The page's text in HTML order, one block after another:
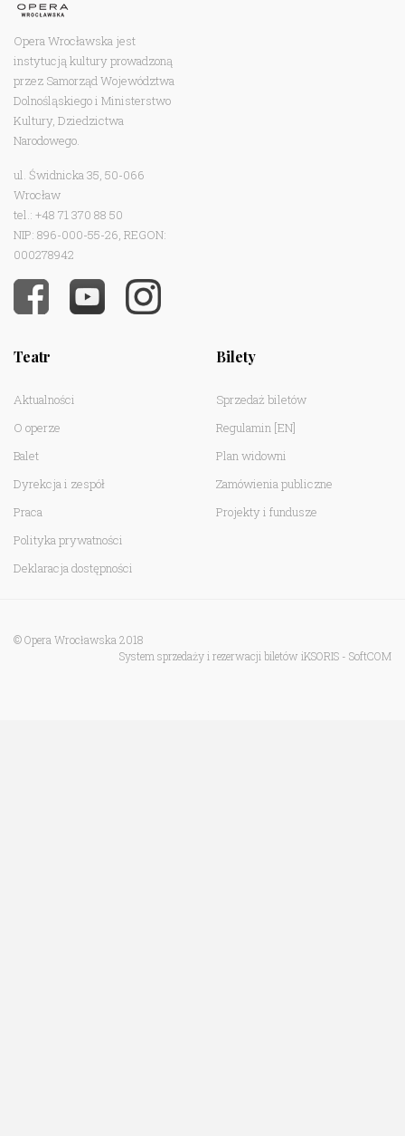
Opera Wrocławska jest
instytucją kultury prowadzoną
przez Samorząd Województwa
Dolnośląskiego i Ministerstwo
Kultury, Dziedzictwa
Narodowego.
ul. Świdnicka 35, 50-066
Wrocław
tel.: +48 71 370 88 50
NIP: 896-000-55-26, REGON:
000278942
Teatr
Aktualności
O operze
Balet
Dyrekcja i zespół
Praca
Polityka prywatności
Deklaracja dostępności
Bilety
Sprzedaż biletów
Regulamin [EN]
Plan widowni
Zamówienia publiczne
Projekty i fundusze
© Opera Wrocławska 2018
System sprzedaży i rezerwacji biletów iKSORIS - SoftCOM